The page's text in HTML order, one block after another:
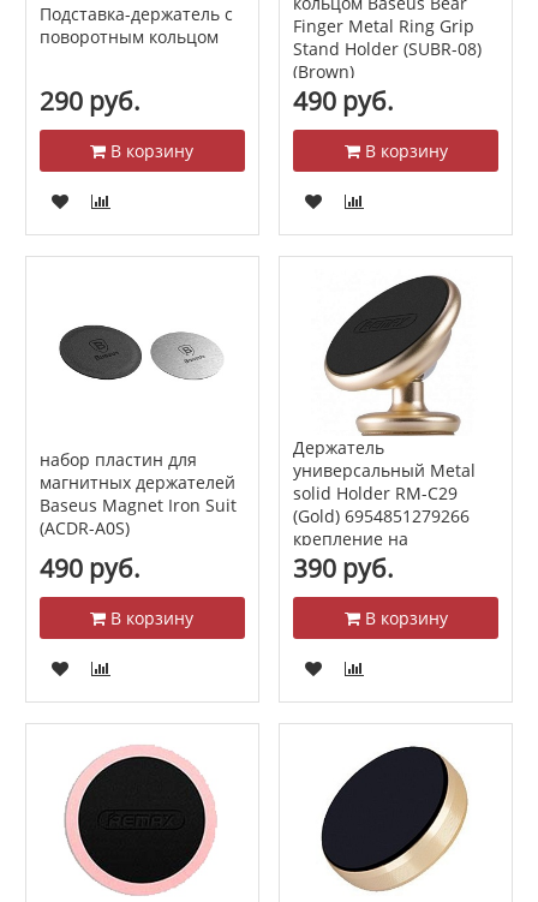
Подставка-держатель с
поворотным кольцом
290 руб.
В корзину
Finger Metal Ring Grip
Stand Holder (SUBR-08)
(Brown)
490 руб.
В корзину
набор пластин для
магнитных держателей
Baseus Magnet Iron Suit
(ACDR-A0S)
490 руб.
В корзину
Держатель
универсальный Metal
solid Holder RM-C29
(Gold) 6954851279266
крепление на
приборную панел
390 руб.
В корзину